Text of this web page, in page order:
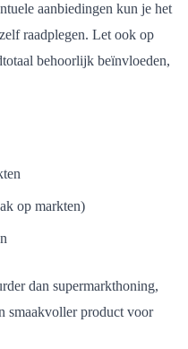
aanbiedingen kun je het
raadplegen. Let ook op
behoorlijk beïnvloeden,
op markten)
dan supermarkthoning,
smaakvoller product voor